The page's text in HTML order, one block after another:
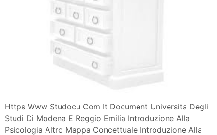
Https Www Studocu Com It Document Universita Degli
Studi Di Modena E Reggio Emilia Introduzione Alla
Psicologia Altro Mappa Concettuale Introduzione Alla